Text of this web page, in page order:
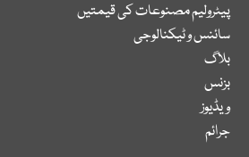
پیٹرولیم مصنوعات کی قیمتیں
سائنس و ٹیکنالوجی
بلاگ
بزنس
ویڈیوز
جرائم